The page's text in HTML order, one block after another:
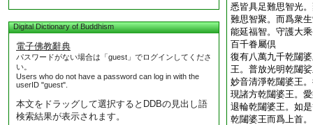
Digital Dictionary of Buddhism
電子佛教辭典
パスワードがない場合は「guest」でログインしてくださ
い。
Users who do not have a password can log in with the
userID "guest".
本文をドラッグして選択するとDDBの見出し語
検索結果が表示されます。
悉皆具足難思智光
難思智聚。而爲衆
能延福智。守護大
百千眷屬倶
復有八萬九千乾闥
王。普放光明乾闥
妙音清淨乾闥婆王
現諸方乾闥婆王。
退輪乾闥婆王。如
乾闥婆王而爲上首